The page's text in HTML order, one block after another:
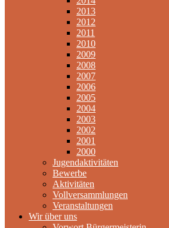
2013
2012
2011
2010
2009
2008
2007
2006
2005
2004
2003
2002
2001
2000
Jugendaktivitäten
Bewerbe
Aktivitäten
Vollversammlungen
Veranstaltungen
Wir über uns